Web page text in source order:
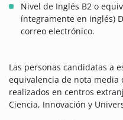
Nivel de Inglés B2 o
íntegramente en inglés)
correo electrónico.
Las personas candidatas a
equivalencia de nota
realizados en centros
Ciencia, Innovación y